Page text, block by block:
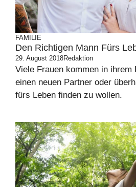
FAMILIE
Den Richtigen Mann Fürs
29. August 2018Redaktion
Viele Frauen kommen in ihrem
einen neuen Partner oder
fürs Leben finden zu wollen.